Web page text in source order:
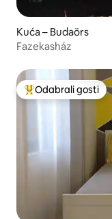
Kuća – Budaörs
Fazekasház
Među najviše
Odabrali gosti